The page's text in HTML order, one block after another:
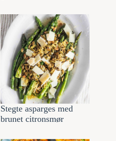
Stegte asparges med
brunet citronsmør